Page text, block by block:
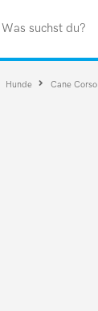
Was suchst du?
Hunde Cane Corso